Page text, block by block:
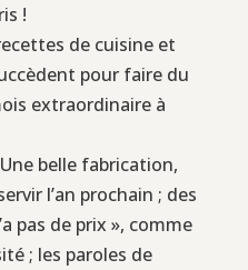
!
de cuisine et
pour faire du
extraordinaire à
belle fabrication,
l’an prochain ; des
pas de prix », comme
; les paroles de